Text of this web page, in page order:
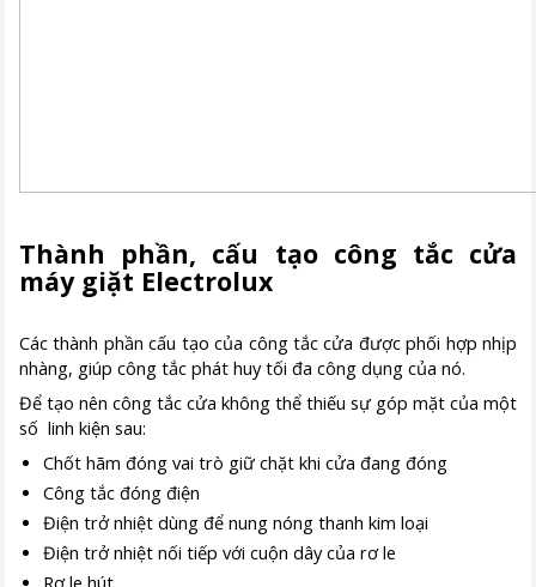
Thành phần, cấu tạo công tắc cửa
máy giặt Electrolux
Các thành phần cấu tạo của công tắc cửa được phối hợp nhịp
nhàng, giúp công tắc phát huy tối đa công dụng của nó.
Để tạo nên công tắc cửa không thể thiếu sự góp mặt của một
số linh kiện sau:
Chốt hãm đóng vai trò giữ chặt khi cửa đang đóng
Công tắc đóng điện
Điện trở nhiệt dùng để nung nóng thanh kim loại
Điện trở nhiệt nối tiếp với cuộn dây của rơ le
Rơ le hút